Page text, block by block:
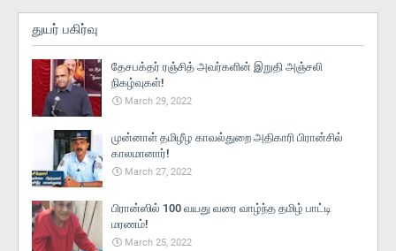
துயர் பகிர்வு
தேசபக்தர் ரஞ்சித் அவர்களின் இறுதி அஞ்சலி
நிகழ்வுகள்!
March 29, 2022
முன்னாள் தமிழீழ காவல்துறை அதிகாரி பிரான்சில்
காலமானார்!
March 27, 2022
பிரான்ஸில் 100 வயது வரை வாழ்ந்த தமிழ் பாட்டி
மரணம்!
March 25, 2022